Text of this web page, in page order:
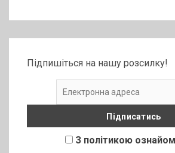
Підпишіться на нашу розсилку!
З політикою